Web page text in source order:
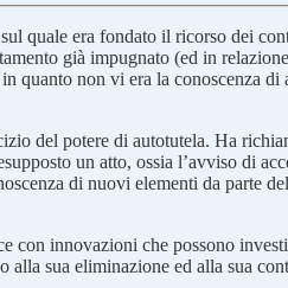
quale era fondato il ricorso dei
già impugnato (ed in
quanto non vi era la conoscenza
del potere di autotutela. Ha
un atto, ossia l’avviso di
di nuovi elementi da parte
con innovazioni che possono
sua eliminazione ed alla sua